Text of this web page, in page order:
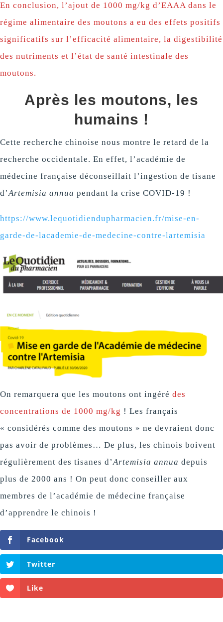
En conclusion, l’ajout de 1000 mg/kg d’EAAA dans le
régime alimentaire des moutons a eu des effets positifs
significatifs sur l’efficacité alimentaire, la digestibilité
des nutriments et l’état de santé intestinale des
moutons.
Après les moutons, les
humains !
Cette recherche chinoise nous montre le retard de la
recherche occidentale. En effet, l’académie de
médecine française déconseillait l’ingestion de tisane
d’Artemisia annua pendant la crise COVID-19 !
https://www.lequotidiendupharmacien.fr/mise-en-
garde-de-lacademie-de-medecine-contre-lartemisia
On remarquera que les moutons ont ingéré des
concentrations de 1000 mg/kg ! Les français
« considérés comme des moutons » ne devraient donc
pas avoir de problèmes… De plus, les chinois boivent
régulièrement des tisanes d’Artemisia annua depuis
plus de 2000 ans ! On peut donc conseiller aux
membres de l’académie de médecine française
d’apprendre le chinois !
Facebook
Twitter
Like